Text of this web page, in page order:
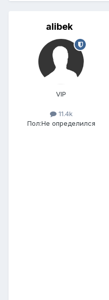
alibek
VIP
11.4k
Пол:Не определился